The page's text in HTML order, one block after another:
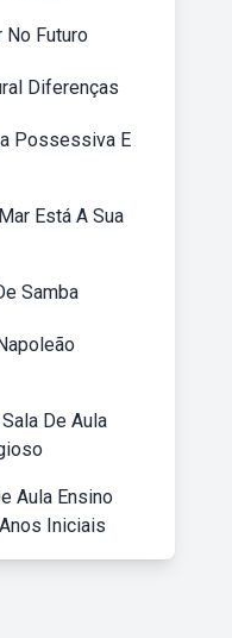
No Futuro
Diferenças
Possessiva E
Está A Sua
Samba
De Aula
Aula Ensino
Iniciais